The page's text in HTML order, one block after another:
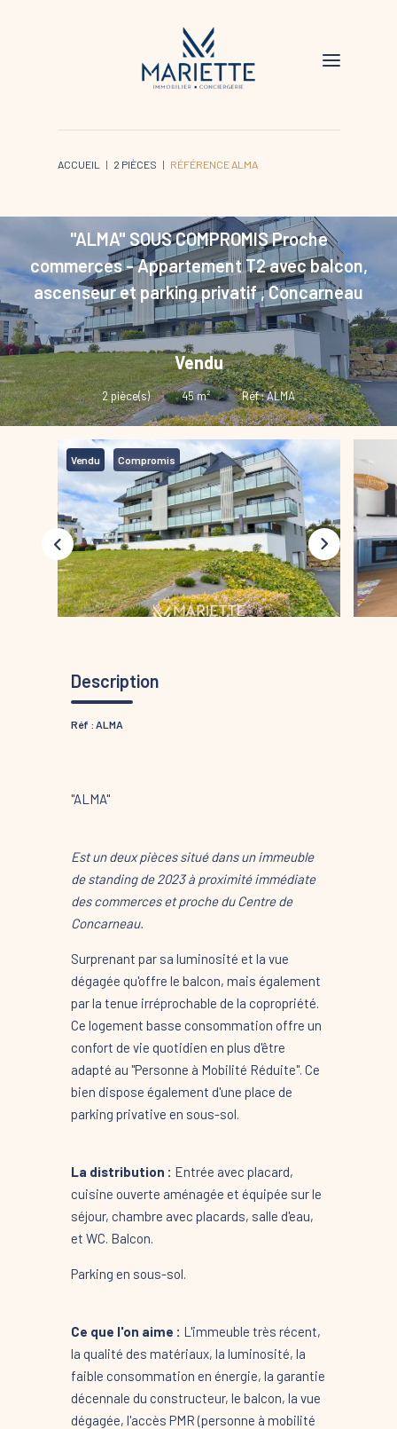
ACCUEIL 2 PIÈCES RÉFÉRENCE ALMA
"ALMA" SOUS COMPROMIS Proche
commerces - Appartement T2 avec balcon,
ascenseur et parking privatif,Concarneau
Vendu
2pièce(s) • 45m² • Réf : ALMA
Vendu Compromis
Description
Réf : ALMA
"ALMA"
Est un deux pièces situé dans un immeuble
de standing de 2023 à proximité immédiate
des commerces et proche du Centre de
Concarneau.
Surprenant par sa luminosité et la vue
dégagée qu'offre le balcon, mais également
par la tenue irréprochable de la copropriété.
Ce logement basse consommation offre un
confort de vie quotidien en plus d'être
adapté au "Personne à Mobilité Réduite". Ce
bien dispose également d'une place de
parking privative en sous-sol.
La distribution : Entrée avec placard,
cuisine ouverte aménagée et équipée sur le
séjour, chambre avec placards, salle d'eau,
et WC. Balcon.
Parking en sous-sol.
Ce que l'on aime : L'immeuble très récent,
la qualité des matériaux, la luminosité, la
faible consommation en énergie, la garantie
décennale du constructeur, le balcon, la vue
dégagée, l'accès PMR (personne à mobilité